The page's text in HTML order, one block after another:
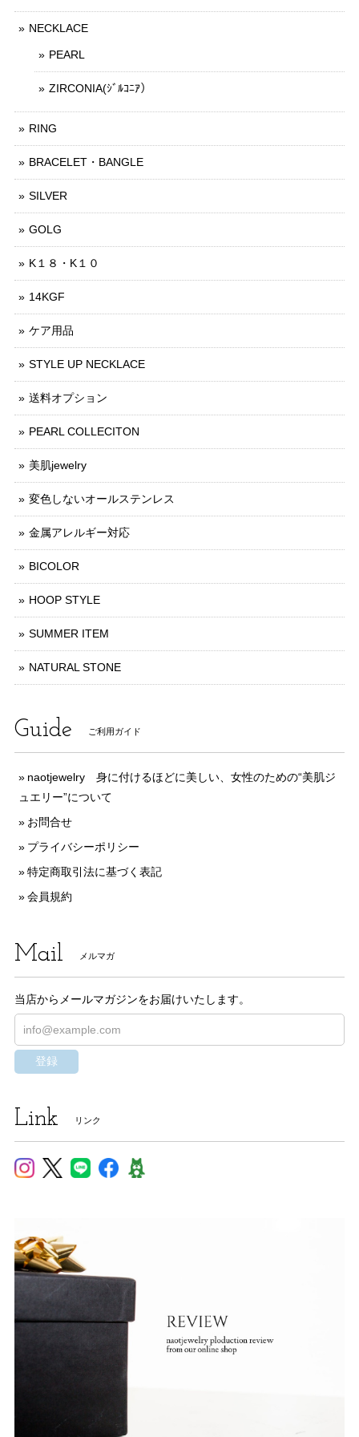
NECKLACE
PEARL
ZIRCONIA(ｼﾞﾙｺﾆｱ）
RING
BRACELET・BANGLE
SILVER
GOLG
K１８・K１０
14KGF
ケア用品
STYLE UP NECKLACE
送料オプション
PEARL COLLECITON
美肌jewelry
変色しないオールステンレス
金属アレルギー対応
BICOLOR
HOOP STYLE
SUMMER ITEM
NATURAL STONE
Guide ご利用ガイド
naotjewelry 身に付けるほどに美しい、女性のための“美肌ジ
ュエリー”について
お問合せ
プライバシーポリシー
特定商取引法に基づく表記
会員規約
Mail メルマガ
当店からメールマガジンをお届けいたします。
登録
Link リンク